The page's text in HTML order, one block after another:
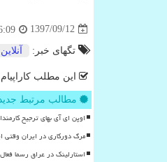
1397/09/12
تگهای خبر: آنلاین
این مطلب
مطالب مرتبط جدید
اوپن ای آی بهای ترجیح
مرگ دورکاری در ایران وقتی
استارلینک در عراق رسما